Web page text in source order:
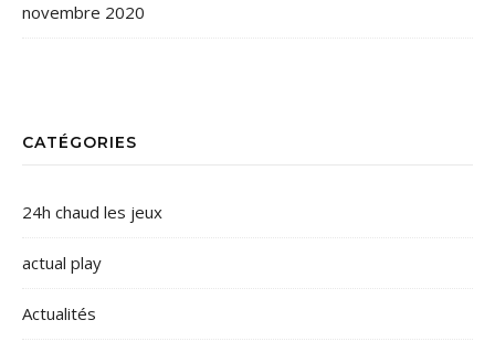
novembre 2020
CATÉGORIES
24h chaud les jeux
actual play
Actualités